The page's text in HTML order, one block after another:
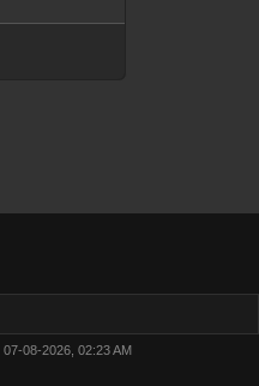
07-08-2026, 02:23 AM